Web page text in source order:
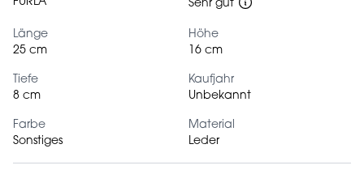
Sehr gut
Länge
25 cm
Höhe
16 cm
Tiefe
8 cm
Kaufjahr
Unbekannt
Farbe
Sonstiges
Material
Leder